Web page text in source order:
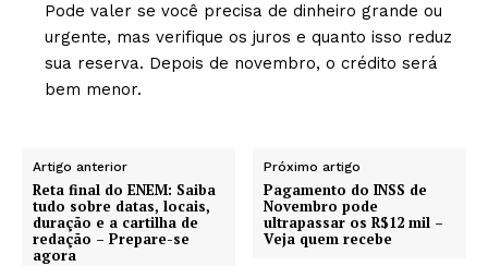
Pode valer se você precisa de dinheiro grande ou
urgente, mas verifique os juros e quanto isso reduz
sua reserva. Depois de novembro, o crédito será
bem menor.
Artigo anterior
Reta final do ENEM: Saiba
tudo sobre datas, locais,
duração e a cartilha de
redação – Prepare-se
agora
Próximo artigo
Pagamento do INSS de
Novembro pode
ultrapassar os R$12 mil –
Veja quem recebe